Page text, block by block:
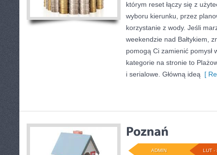
którym reset łączy się z
wyboru kierunku, przez
korzystanie z wody. Jeśli
weekendzie nad Bałtykiem,
pomogą Ci zamienić pomysł
kategorie na stronie to
i serialowe. Główną ideą [
LUT -
ADMIN